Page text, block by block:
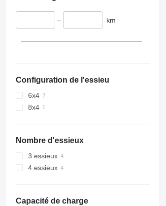
– km
Configuration de l'essieu
6x4
8x4
Nombre d'essieux
3 essieux
4 essieux
Capacité de charge